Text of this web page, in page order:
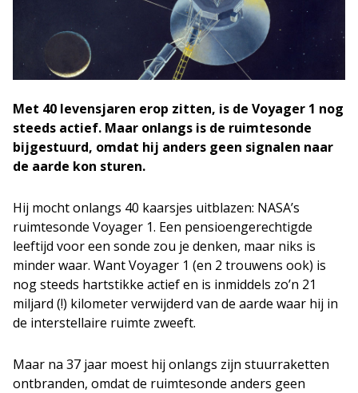
Met 40 levensjaren erop zitten, is de Voyager 1 nog
steeds actief. Maar onlangs is de ruimtesonde
bijgestuurd, omdat hij anders geen signalen naar
de aarde kon sturen.
Hij mocht onlangs 40 kaarsjes uitblazen: NASA’s
ruimtesonde Voyager 1. Een pensioengerechtigde
leeftijd voor een sonde zou je denken, maar niks is
minder waar. Want Voyager 1 (en 2 trouwens ook) is
nog steeds hartstikke actief en is inmiddels zo’n 21
miljard (!) kilometer verwijderd van de aarde waar hij in
de interstellaire ruimte zweeft.
Maar na 37 jaar moest hij onlangs zijn stuurraketten
ontbranden, omdat de ruimtesonde anders geen